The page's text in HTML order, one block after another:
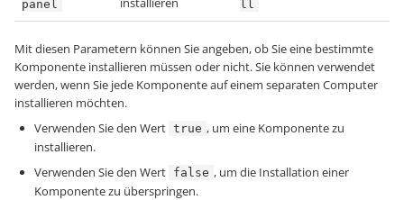
panel
ll
Mit diesen Parametern können Sie angeben, ob Sie eine bestimmte
Komponente installieren müssen oder nicht. Sie können verwendet
werden, wenn Sie jede Komponente auf einem separaten Computer
installieren möchten.
Verwenden Sie den Wert true , um eine Komponente zu
installieren.
Verwenden Sie den Wert false , um die Installation einer
Komponente zu überspringen.